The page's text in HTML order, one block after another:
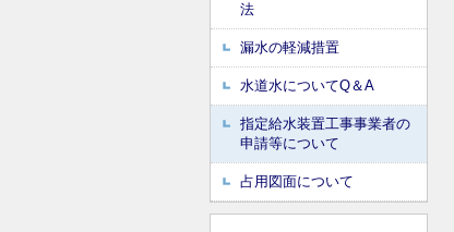
法
漏水の軽減措置
水道水についてQ＆A
指定給水装置工事事業者の
申請等について
占用図面について